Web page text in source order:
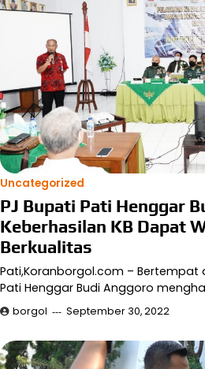
Uncategorized
PJ Bupati Pati Henggar
Keberhasilan KB Dapat
Berkualitas
Pati,Koranborgol.com – Bertempat
Pati Henggar Budi Anggoro
borgol September 30, 2022